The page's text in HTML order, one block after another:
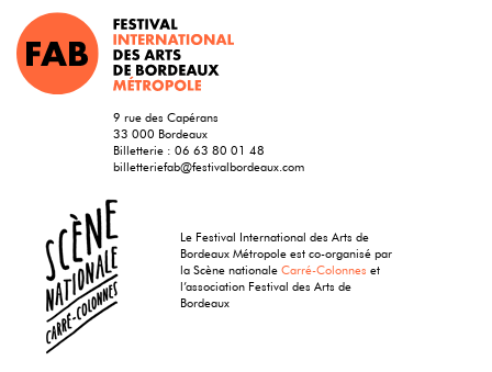
9 rue des Capérans
33 000 Bordeaux
Billetterie : 06 63 80 01 48
billetteriefab@festivalbordeaux.com
Le Festival International des Arts de
Bordeaux Métropole est co-organisé par
la Scène nationaleCarré-Colonnes et
l’association Festival des Arts de
Bordeaux